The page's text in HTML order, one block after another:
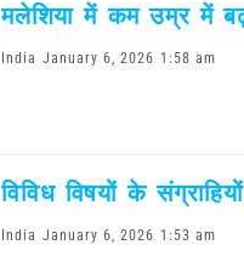
मलेशिया में कम उम्र में
India January 6, 2026 1:58 am
विविध विषयों के
India January 6, 2026 1:53 am